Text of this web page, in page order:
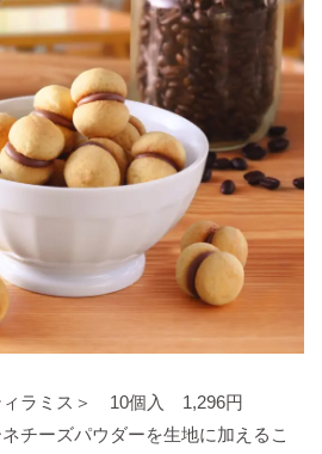
ィラミス＞ 10個入 1,296円
チーズパウダーを生地に加えるこ